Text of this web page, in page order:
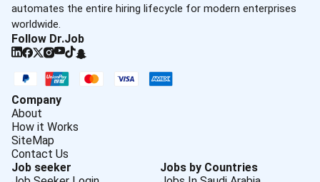
automates the entire hiring lifecycle for modern enterprises
worldwide.
Follow Dr.Job
Company
About
How it Works
SiteMap
Contact Us
Job seeker
Jobs by Countries